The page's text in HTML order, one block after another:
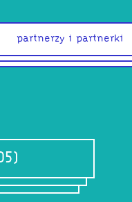
partnerzy i partnerki